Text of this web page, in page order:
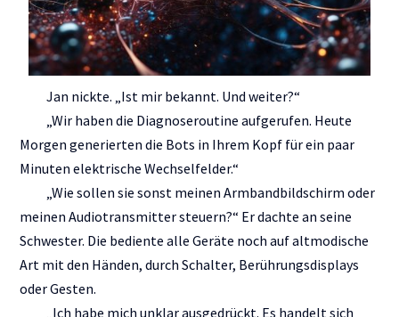
Jan nickte. „Ist mir bekannt. Und weiter?“
„Wir haben die Diagnoseroutine aufgerufen. Heute
Morgen generierten die Bots in Ihrem Kopf für ein paar
Minuten elektrische Wechselfelder.“
„Wie sollen sie sonst meinen Armbandbildschirm oder
meinen Audiotransmitter steuern?“ Er dachte an seine
Schwester. Die bediente alle Geräte noch auf altmodische
Art mit den Händen, durch Schalter, Berührungsdisplays
oder Gesten.
„Ich habe mich unklar ausgedrückt. Es handelt sich